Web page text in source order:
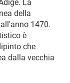
La
della
1470.
è
che
dalla vecchia